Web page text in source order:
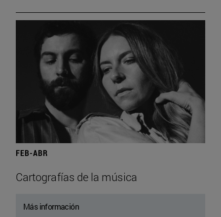
FEB-ABR
Cartografías de la música
Más información